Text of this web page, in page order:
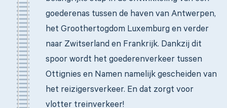
goederenas tussen de haven van Antwerpen,
het Groothertogdom Luxemburg en verder
naar Zwitserland en Frankrijk. Dankzij dit
spoor wordt het goederenverkeer tussen
Ottignies en Namen namelijk gescheiden van
het reizigersverkeer. En dat zorgt voor
vlotter treinverkeer!